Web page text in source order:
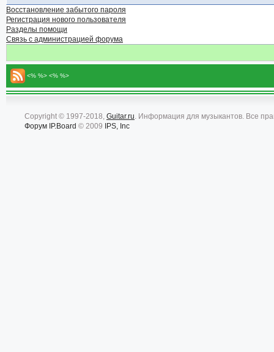
Восстановление забытого пароля
Регистрация нового пользователя
Разделы помощи
Связь с администрацией форума
<% %> <% %>
Copyright © 1997-2018, Guitar.ru. Информация для музыкантов. Все
Форум IP.Board © 2009 IPS, Inc